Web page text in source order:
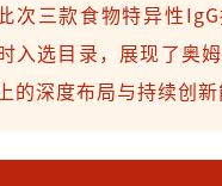
次三款食物特异性
入选目录，展现了奥
的深度布局与持续创新